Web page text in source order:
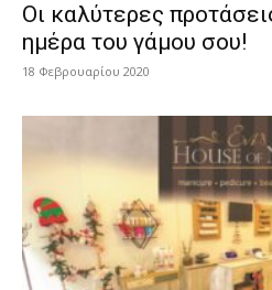
Οι καλύτερες
ημέρα του γάμου σου!
18 Φεβρουαρίου 2020